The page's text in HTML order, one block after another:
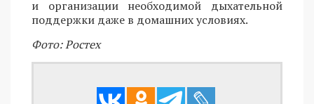
и организации необходимой дыхательной
поддержки даже в домашних условиях.
Фото: Ростех